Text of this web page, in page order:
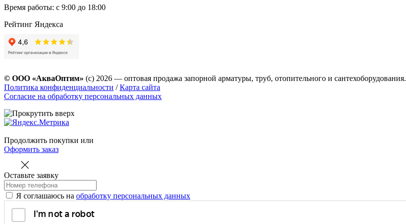
Время работы: с 9:00 до 18:00
Рейтинг Яндекса
© ООО «АкваОптим» (с) 2026 — оптовая продажа запорной арматуры, труб, отопительного и сантехоборудования.
Политика конфиденциальности /Карта сайта
Согласие на обработку персональных данных
Продолжить покупки или
Оформить заказ
Оставьте заявку
Я соглашаюсь на обработку персональных данных